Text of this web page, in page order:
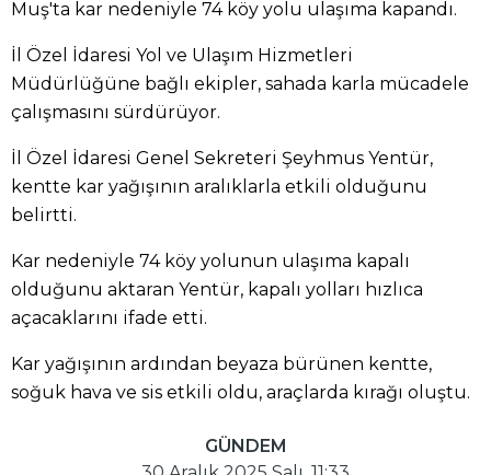
Muş'ta kar nedeniyle 74 köy yolu ulaşıma kapandı.
İl Özel İdaresi Yol ve Ulaşım Hizmetleri
Müdürlüğüne bağlı ekipler, sahada karla mücadele
çalışmasını sürdürüyor.
İl Özel İdaresi Genel Sekreteri Şeyhmus Yentür,
kentte kar yağışının aralıklarla etkili olduğunu
belirtti.
Kar nedeniyle 74 köy yolunun ulaşıma kapalı
olduğunu aktaran Yentür, kapalı yolları hızlıca
açacaklarını ifade etti.
Kar yağışının ardından beyaza bürünen kentte,
soğuk hava ve sis etkili oldu, araçlarda kırağı oluştu.
GÜNDEM